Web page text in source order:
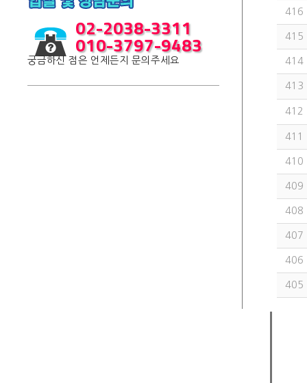
02-2038-3311
010-3797-9483
궁금하신 점은 언제든지 문의주세요
416
415
414
413
412
411
410
409
408
407
406
405